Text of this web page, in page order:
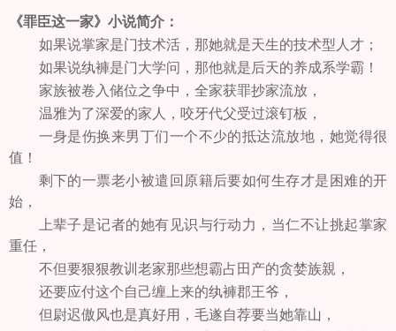
《罪臣这一家》小说简介：
如果说掌家是门技术活，那她就是天生的技术型人才；
如果说纨褲是门大学问，那他就是后天的养成系学霸！
家族被卷入储位之争中，全家获罪抄家流放，
温雅为了深爱的家人，咬牙代父受过滚钉板，
一身是伤换来男丁们一个不少的抵达流放地，她觉得很
值！
剩下的一票老小被遣回原籍后要如何生存才是困难的开
始，
上辈子是记者的她有见识与行动力，当仁不让挑起掌家
重任，
不但要狠狠教训老家那些想霸占田产的贪婪族親，
还要应付这个自己缠上来的纨褲郡王爷，
但尉迟傲风也是真好用，毛遂自荐要当她靠山，